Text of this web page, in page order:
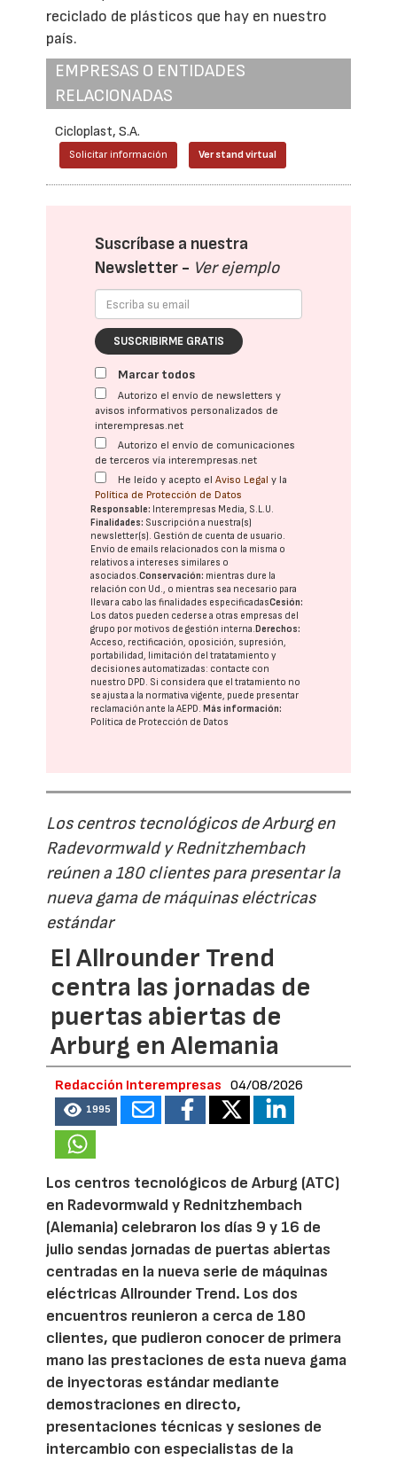
reciclado de plásticos que hay en nuestro
país.
EMPRESAS O ENTIDADES
RELACIONADAS
Cicloplast, S.A.
Solicitar información Ver stand virtual
Suscríbase a nuestra
Newsletter - Ver ejemplo
SUSCRIBIRME GRATIS
Marcar todos
Autorizo el envío de newsletters y
avisos informativos personalizados de
interempresas.net
Autorizo el envío de comunicaciones
de terceros vía interempresas.net
He leído y acepto elAviso Legal y la
Política de Protección de Datos
Responsable: Interempresas Media, S.L.U.
Finalidades: Suscripción a nuestra(s)
newsletter(s). Gestión de cuenta de usuario.
Envío de emails relacionados con la misma o
relativos a intereses similares o
asociados.Conservación: mientras dure la
relación con Ud., o mientras sea necesario para
llevar a cabo las finalidades especificadasCesión:
Los datos pueden cederse a otras empresas del
grupo por motivos de gestión interna. Derechos:
Acceso, rectificación, oposición, supresión,
portabilidad, limitación del tratatamiento y
decisiones automatizadas: contacte con
nuestro DPD. Si considera que el tratamiento no
se ajusta a la normativa vigente, puede presentar
reclamación ante laAEPD. Más información:
Política de Protección de Datos
Los centros tecnológicos de Arburg en
Radevormwald y Rednitzhembach
reúnen a 180 clientes para presentar la
nueva gama de máquinas eléctricas
estándar
El Allrounder Trend
centra las jornadas de
puertas abiertas de
Arburg en Alemania
Redacción Interempresas 04/08/2026
1995
Los centros tecnológicos de Arburg (ATC)
en Radevormwald y Rednitzhembach
(Alemania) celebraron los días 9 y 16 de
julio sendas jornadas de puertas abiertas
centradas en la nueva serie de máquinas
eléctricas Allrounder Trend. Los dos
encuentros reunieron a cerca de 180
clientes, que pudieron conocer de primera
mano las prestaciones de esta nueva gama
de inyectoras estándar mediante
demostraciones en directo,
presentaciones técnicas y sesiones de
intercambio con especialistas de la